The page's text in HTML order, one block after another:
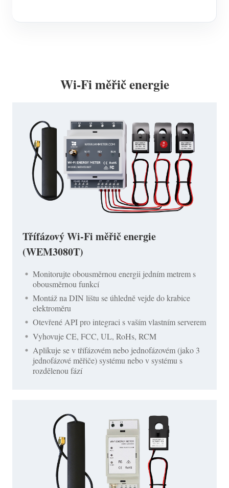
Wi-Fi měřič energie
Třífázový Wi-Fi měřič energie
(WEM3080T)
Monitorujte obousměrnou energii jedním metrem s
obousměrnou funkcí
Montáž na DIN lištu se úhledně vejde do krabice
elektroměru
Otevřené API pro integraci s vaším vlastním serverem
Vyhovuje CE, FCC, UL, RoHs, RCM
Aplikuje se v třífázovém nebo jednofázovém (jako 3
jednofázové měřiče) systému nebo v systému s
rozdělenou fází